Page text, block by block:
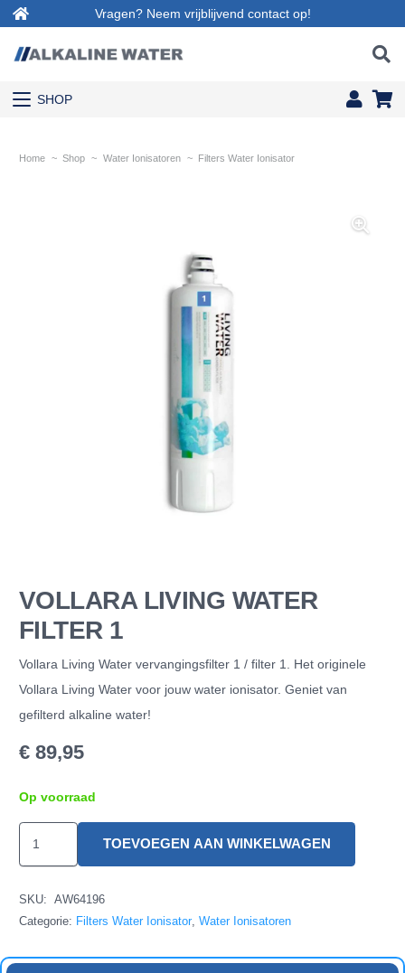
Vragen? Neem vrijblijvend contact op!
SHOP
Home ~ Shop ~ Water Ionisatoren ~ Filters Water Ionisator
VOLLARA LIVING WATER
FILTER 1
Vollara Living Water vervangingsfilter 1 / filter 1. Het originele
Vollara Living Water voor jouw water ionisator. Geniet van
gefilterd alkaline water!
€ 89,95
Op voorraad
Living
aantal
TOEVOEGEN AAN WINKELWAGEN
SKU:
AW64196
Categorie: Filters Water Ionisator, Water Ionisatoren